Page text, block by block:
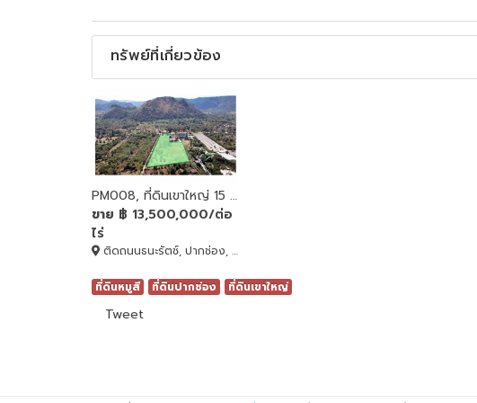
ทรัพย์ที่เกี่ยวข้อง
PM008, ที่ดินเขาใหญ่ 15 ไร่ ติดถนนธนรัตช์ กม. 19 ติด โรงแรม เลอมอนเต้
ขาย ฿ 13,500,000/ต่อ
ไร่
ติดถนนธนะรัตช์, ปากช่อง, Nakhon Ratchasima, 30130
ที่ดินหมูสี ที่ดินปากช่อง ที่ดินเขาใหญ่
Tweet